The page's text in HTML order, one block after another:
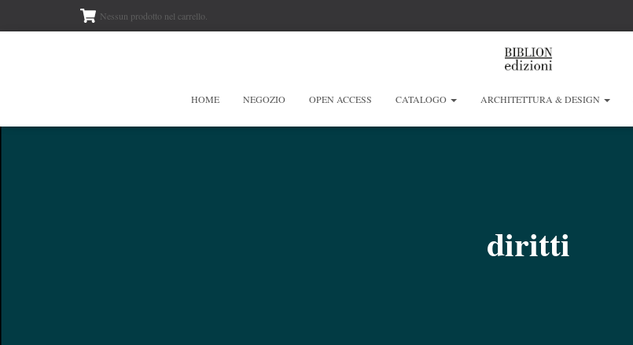
Nessun prodotto nel carrello.
HOME NEGOZIO OPEN ACCESS CATALOGO ARCHITETTURA & DESIGN
diritti